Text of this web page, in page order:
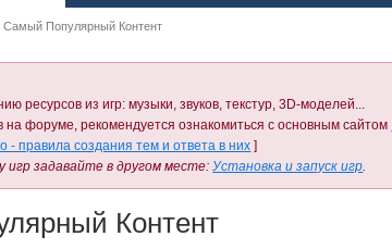
Самый Популярный Контент
ресурсов из игр: музыки, звуков, текстур, 3D-моделей...
на форуме, рекомендуется ознакомиться с основным сайтом
- правила создания тем и ответа в них ]
игр задавайте в другом месте:Установка и запуск игр.
Контент